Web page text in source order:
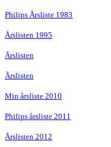
Philips Årsliste 1983
Årslisten 1995
Årslisten
Årslisten
Min årsliste 2010
Philips årsliste 2011
Årslisten 2012